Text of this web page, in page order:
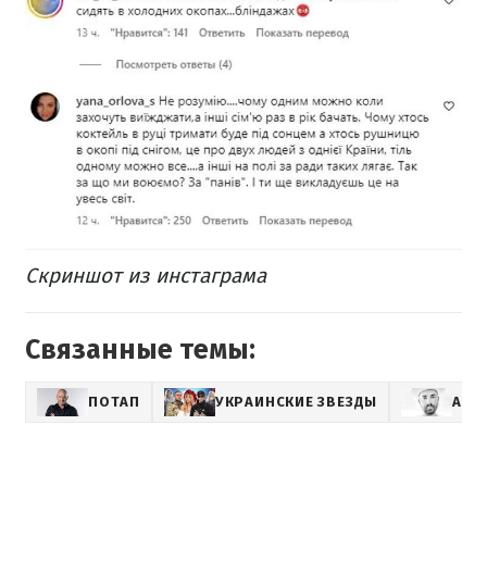
Скриншот из инстаграма
Связанные темы:
ПОТАП УКРАИНСКИЕ ЗВЕЗДЫ